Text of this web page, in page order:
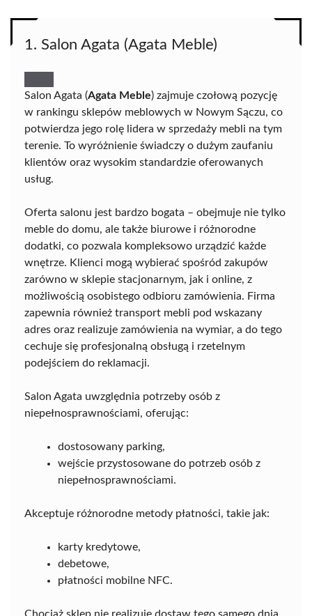
1. Salon Agata (Agata Meble)
Salon Agata (Agata Meble) zajmuje czołową pozycję
w rankingu sklepów meblowych w Nowym Sączu, co
potwierdza jego rolę lidera w sprzedaży mebli na tym
terenie. To wyróżnienie świadczy o dużym zaufaniu
klientów oraz wysokim standardzie oferowanych
usług.
Oferta salonu jest bardzo bogata – obejmuje nie tylko
meble do domu, ale także biurowe i różnorodne
dodatki, co pozwala kompleksowo urządzić każde
wnętrze. Klienci mogą wybierać spośród zakupów
zarówno w sklepie stacjonarnym, jak i online, z
możliwością osobistego odbioru zamówienia. Firma
zapewnia również transport mebli pod wskazany
adres oraz realizuje zamówienia na wymiar, a do tego
cechuje się profesjonalną obsługą i rzetelnym
podejściem do reklamacji.
Salon Agata uwzględnia potrzeby osób z
niepełnosprawnościami, oferując:
dostosowany parking,
wejście przystosowane do potrzeb osób z
niepełnosprawnościami.
Akceptuje różnorodne metody płatności, takie jak:
karty kredytowe,
debetowe,
płatności mobilne NFC.